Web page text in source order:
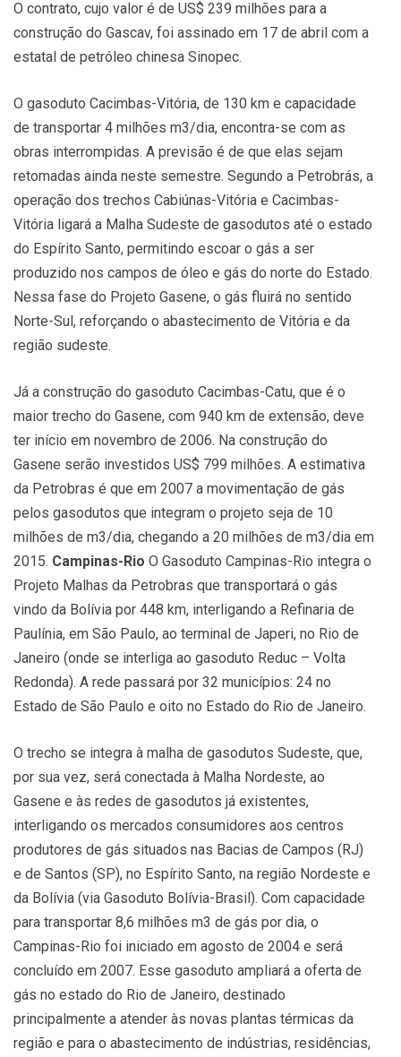
O contrato, cujo valor é de US$ 239 milhões para a
construção do Gascav, foi assinado em 17 de abril com a
estatal de petróleo chinesa Sinopec.
O gasoduto Cacimbas-Vitória, de 130 km e capacidade
de transportar 4 milhões m3/dia, encontra-se com as
obras interrompidas. A previsão é de que elas sejam
retomadas ainda neste semestre. Segundo a Petrobrás, a
operação dos trechos Cabiúnas-Vitória e Cacimbas-
Vitória ligará a Malha Sudeste de gasodutos até o estado
do Espírito Santo, permitindo escoar o gás a ser
produzido nos campos de óleo e gás do norte do Estado.
Nessa fase do Projeto Gasene, o gás fluirá no sentido
Norte-Sul, reforçando o abastecimento de Vitória e da
região sudeste.
Já a construção do gasoduto Cacimbas-Catu, que é o
maior trecho do Gasene, com 940 km de extensão, deve
ter início em novembro de 2006. Na construção do
Gasene serão investidos US$ 799 milhões. A estimativa
da Petrobras é que em 2007 a movimentação de gás
pelos gasodutos que integram o projeto seja de 10
milhões de m3/dia, chegando a 20 milhões de m3/dia em
2015. Campinas-Rio O Gasoduto Campinas-Rio integra o
Projeto Malhas da Petrobras que transportará o gás
vindo da Bolívia por 448 km, interligando a Refinaria de
Paulínia, em São Paulo, ao terminal de Japeri, no Rio de
Janeiro (onde se interliga ao gasoduto Reduc – Volta
Redonda). A rede passará por 32 municípios: 24 no
Estado de São Paulo e oito no Estado do Rio de Janeiro.
O trecho se integra à malha de gasodutos Sudeste, que,
por sua vez, será conectada à Malha Nordeste, ao
Gasene e às redes de gasodutos já existentes,
interligando os mercados consumidores aos centros
produtores de gás situados nas Bacias de Campos (RJ)
e de Santos (SP), no Espírito Santo, na região Nordeste e
da Bolívia (via Gasoduto Bolívia-Brasil). Com capacidade
para transportar 8,6 milhões m3 de gás por dia, o
Campinas-Rio foi iniciado em agosto de 2004 e será
concluído em 2007. Esse gasoduto ampliará a oferta de
gás no estado do Rio de Janeiro, destinado
principalmente a atender às novas plantas térmicas da
região e para o abastecimento de indústrias, residências,